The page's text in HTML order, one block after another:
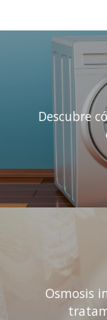
Descubre
Osmosis